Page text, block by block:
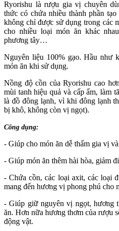
Ryorishu là rượu gia vị chuyên
thức có chứa nhiều thành phần
không chỉ được sử dụng trong các
cho nhiều loại món ăn khác
phương tây…
Nguyên liệu 100% gạo. Hầu như
món ăn khi sử dụng.
Nồng độ cồn của Ryorishu cao
mùi tanh hiệu quả và cấp ẩm, làm
là đồ đông lạnh, vì khi đông lạnh
bị khô, không còn vị ngọt).
Công dụng:
- Giúp cho món ăn dễ thấm gia vị
- Giúp món ăn thêm hài hòa, giảm
- Chứa cồn, các loại axit, các loại
mang đến hương vị phong phú cho
- Giúp giữ nguyên vị ngọt, hương
ăn. Hơn nữa hương thơm của rượu
động vật.